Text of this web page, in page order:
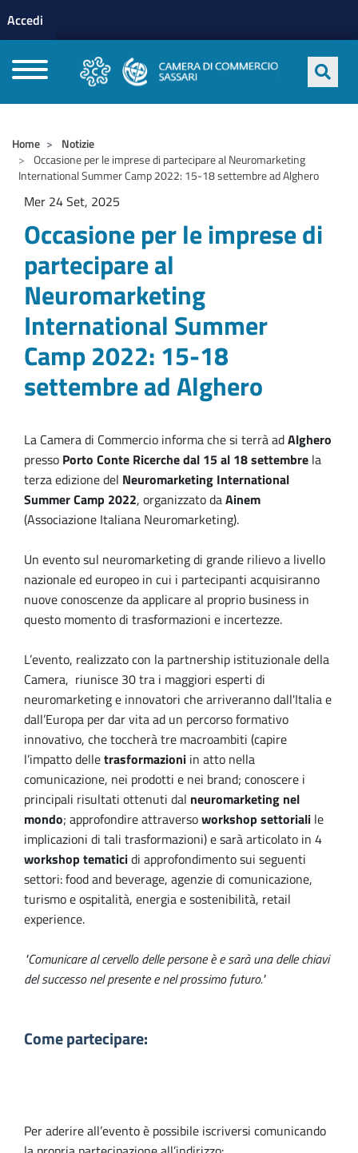
profilo utente
Accedi
Home
Notizie
Occasione per le imprese di partecipare al Neuromarketing
International Summer Camp 2022: 15-18 settembre ad Alghero
Mer 24 Set, 2025
Occasione per le imprese di
partecipare al
Neuromarketing
International Summer
Camp 2022: 15-18
settembre ad Alghero
La Camera di Commercio informache si terrà adAlghero
presso Porto Conte Ricerchedal 15 al 18 settembre la
terza edizione del Neuromarketing International
Summer Camp 2022, organizzato daAinem
(Associazione Italiana Neuromarketing).
Un eventosul neuromarketingdi grande rilievoa livello
nazionale ed europeo in cui i partecipanti acquisiranno
nuove conoscenze da applicare al proprio business in
questo momento di trasformazioni e incertezze.
L’evento, realizzato con la partnership istituzionale della
Camera, riunisce 30 tra i maggiori esperti di
neuromarketing e innovatori che arriveranno dall'Italia e
dall’Europa per dar vita ad un percorso formativo
innovativo, che toccherà tre macroambiti (capire
l’impatto delletrasformazioni in atto nella
comunicazione, nei prodotti e nei brand; conoscere i
principali risultati ottenuti dal neuromarketing nel
mondo; approfondire attraversoworkshop settoriali le
implicazioni di tali trasformazioni)e sarà articolato in 4
workshop tematicidi approfondimento sui seguenti
settori: food and beverage, agenzie di comunicazione,
turismo e ospitalità, energia e sostenibilità, retail
experience.
"Comunicare al cervello delle persone è e sarà una delle chiavi
del successo nel presente e nel prossimo futuro."
Come partecipare:
Per aderire all’evento è possibile iscriversi comunicando